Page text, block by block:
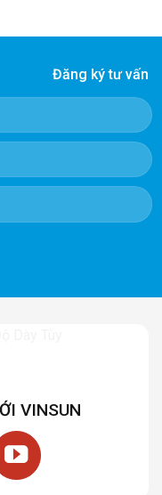
Đăng ký tư vấn
VINSUN